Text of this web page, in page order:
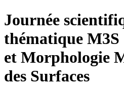
Journée
thématique
et Morphologie
des Surfaces